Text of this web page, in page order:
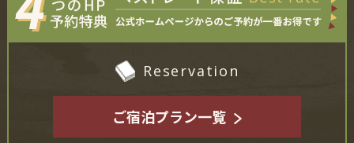
Reservation
ご宿泊プラン一覧